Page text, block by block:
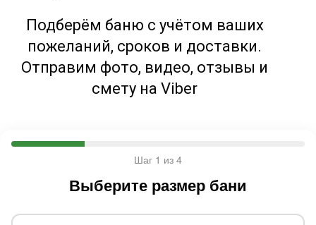
Подберём баню с учётом ваших
пожеланий, сроков и доставки.
Отправим фото, видео, отзывы и
смету на Viber
Шаг 1 из 4
Выберите размер бани